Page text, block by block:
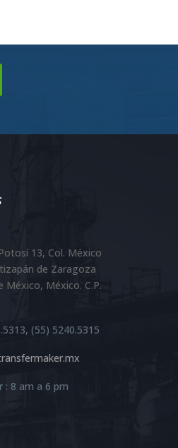
13, Col. México
de Zaragoza
México, México. C.P.
(55) 5240.5315
: 8 am a 6 pm